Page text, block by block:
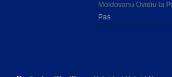
Moldovanu Ovidiu la
Pas